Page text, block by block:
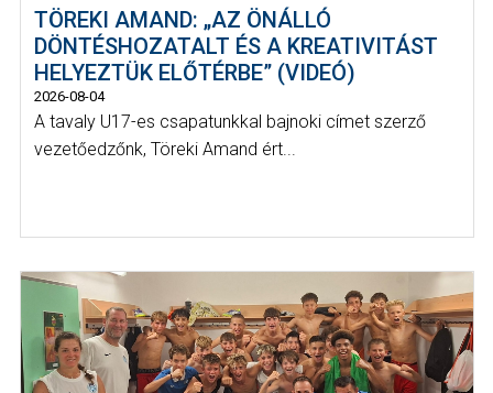
TÖREKI AMAND: „AZ ÖNÁLLÓ
DÖNTÉSHOZATALT ÉS A KREATIVITÁST
HELYEZTÜK ELŐTÉRBE” (VIDEÓ)
2026-08-04
A tavaly U17-es csapatunkkal bajnoki címet szerző
vezetőedzőnk, Töreki Amand ért...